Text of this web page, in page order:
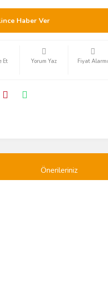
Haber Ver
Et Yorum Yaz Fiyat Alarmı
Önerileriniz